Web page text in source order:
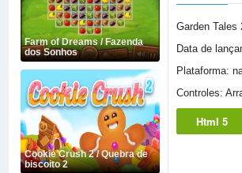
Farm of Dreams / Fazenda
dos Sonhos
Cookie Crush 2 / Quebra de
biscoito 2
Garden Tales
Data de
Plataforma:
Controles:
Html 5